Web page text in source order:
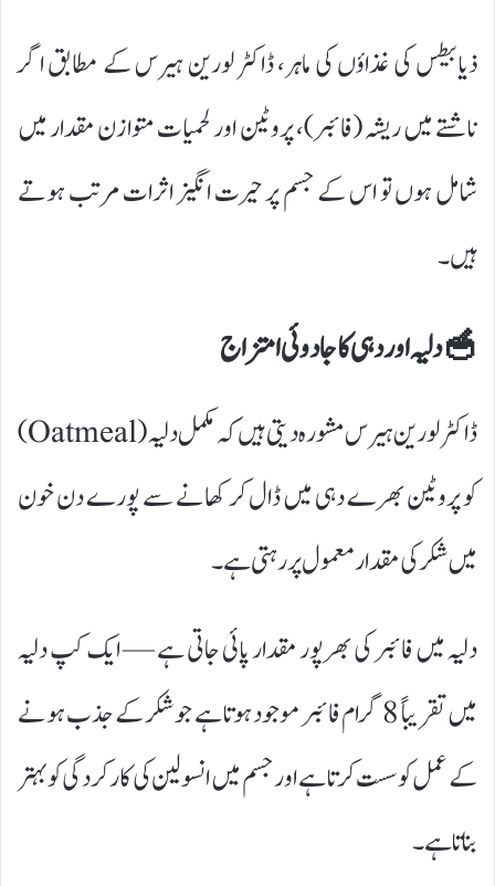
ذیابیطس کی غذاؤں کی ماہر، ڈاکٹر لورین ہیرس کے مطابق اگر
ناشتے میں ریشہ (فائبر)، پروٹین اور لحمیات متوازن مقدار میں
شامل ہوں تو اس کے جسم پر حیرت انگیز اثرات مرتب ہوتے
ہیں۔
🥣 دلیہ اور دہی کا جادوئی امتزاج
ڈاکٹر لورین ہیرس مشورہ دیتی ہیں کہ مکمل دلیہ (Oatmeal)
کو پروٹین بھرے دہی میں ڈال کر کھانے سے پورے دن خون
میں شکر کی مقدار معمول پر رہتی ہے۔
دلیہ میں فائبر کی بھرپور مقدار پائی جاتی ہے — ایک کپ دلیہ
میں تقریباً 8 گرام فائبر موجود ہوتا ہے جو شکر کے جذب ہونے
کے عمل کو سست کرتا ہے اور جسم میں انسولین کی کارکردگی کو بہتر
بناتا ہے۔